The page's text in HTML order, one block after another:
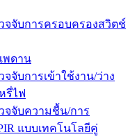
จจับการครอบครองสวิตช์
พดาน
จจับการเข้าใช้งาน/ว่าง
รี่ไฟ
จจับความชื้น/การ
แบบเทคโนโลยีคู่